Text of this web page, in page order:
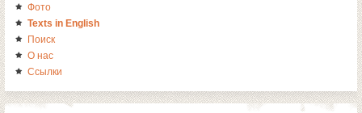
Фото
Texts in English
Поиск
О нас
Ссылки